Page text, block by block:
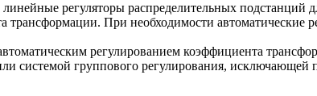
регуляторы распределительных подстанций
трансформации. При необходимости автоматические
регулированием коэффициента
системой группового регулирования, исключающей